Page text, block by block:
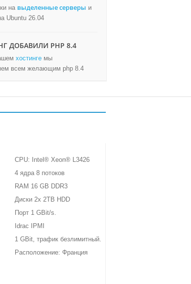
на выделенные серверы и
Ubuntu 26.04
ДОБАВИЛИ PHP 8.4
хостинге мы
всем желающим php 8.4
CPU: Intel® Xeon® L3426
4 ядра 8 потоков
RAM 16 GB DDR3
Диски 2x 2TB HDD
Порт 1 GBit/s.
Idrac IPMI
1 GBit, трафик безлимитный.
Расположение: Франция